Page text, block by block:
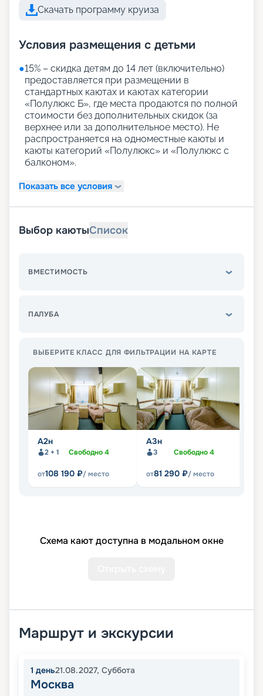
Скачать программу круиза
Условия размещения с детьми
●15% – скидка детям до 14 лет (включительно)
предоставляется при размещении в
стандартных каютах и каютах категории
«Полулюкс Б», где места продаются по полной
стоимости без дополнительных скидок (за
верхнее или за дополнительное место). Не
распространяется на одноместные каюты и
каюты категорий «Полулюкс» и «Полулюкс с
балконом».
Показать все условия
Выбор каютыСписок
ВМЕСТИМОСТЬ
ПАЛУБА
ВЫБЕРИТЕ КЛАСС ДЛЯ ФИЛЬТРАЦИИ НА КАРТЕ
А2н
2 + 1 Свободно4
от108 190 ₽/ место
А3н
3 Свободно4
от81 290 ₽/ место
Схема кают доступна в модальном окне
Маршрут и экскурсии
1 день21.08.2027, Суббота
Москва